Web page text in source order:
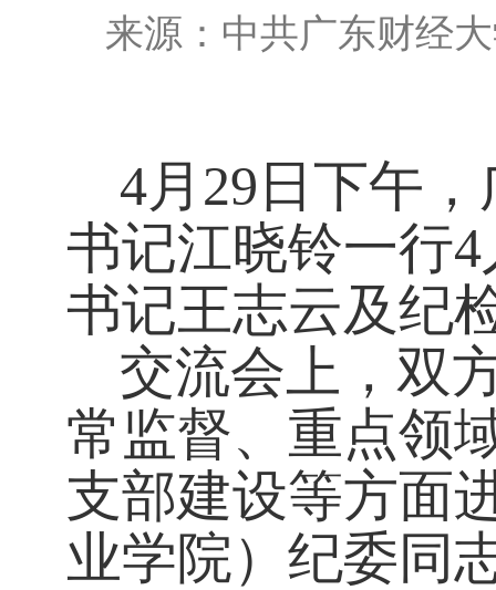
来源：中共广东财经
4月29日下午
书记江晓铃一行
书记王志云及纪
交流会上，双
常监督、重点领
支部建设等方面
业学院）纪委同